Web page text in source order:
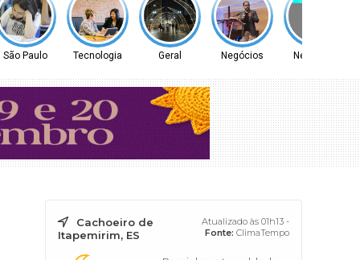
São Paulo Tecnologia Geral Negócios Negócios
Cachoeiro de
Itapemirim, ES
Atualizado às 01h13 -
Fonte: ClimaTempo